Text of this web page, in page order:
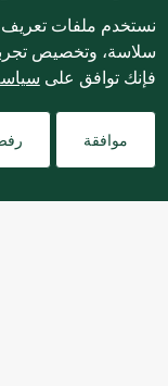
نستخدم ملفات تعريف
سلاسة، وتخصيص
فإنك توافق على
موافقة